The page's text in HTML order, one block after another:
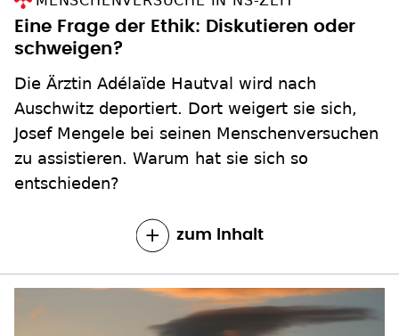
Eine Frage der Ethik: Diskutieren oder
schweigen?
Die Ärztin Adélaïde Hautval wird nach
Auschwitz deportiert. Dort weigert sie sich,
Josef Mengele bei seinen Menschen­versuchen
zu assistieren. Warum hat sie sich so
entschieden?
zum Inhalt